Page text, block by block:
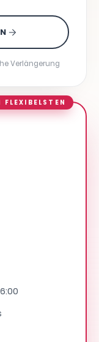
Verlängerung
FLEXIBELSTEN